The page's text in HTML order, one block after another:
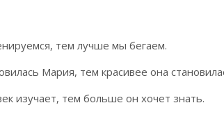
тем лучше мы бегаем.
Мария, тем красивее она
изучает, тем больше он хочет знать.